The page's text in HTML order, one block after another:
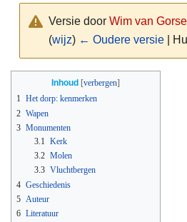
Versie door Wim van
(wijz) ← Oudere versie|
navigatie
springen
zoeken
springen
Inhoud
1 Het dorp: kenmerken
2 Wapen
3 Monumenten
3.1 Kerk
3.2 Molen
3.3 Vluchtbergen
4 Geschiedenis
5 Auteur
6 Literatuur